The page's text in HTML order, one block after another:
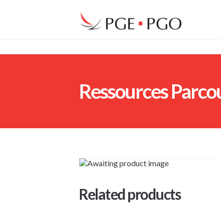
Ressources
Related products